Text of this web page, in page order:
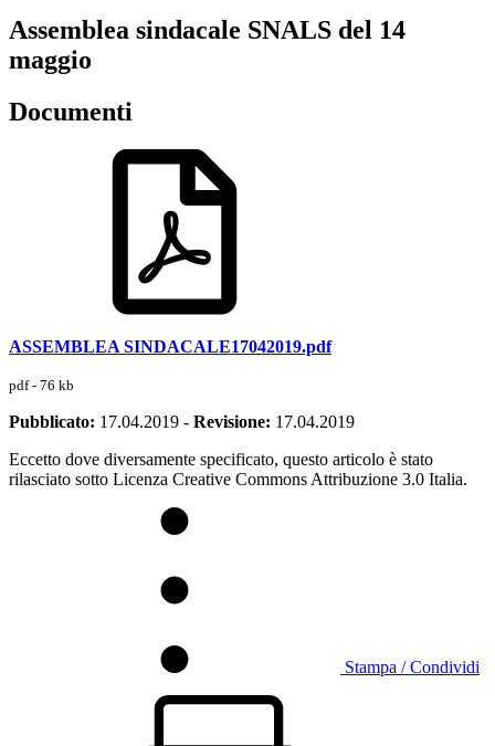
Assemblea sindacale SNALS del 14
maggio
Documenti
ASSEMBLEA SINDACALE17042019.pdf
pdf - 76 kb
Pubblicato: 17.04.2019 - Revisione: 17.04.2019
Eccetto dove diversamente specificato, questo articolo è stato
rilasciato sotto Licenza Creative Commons Attribuzione 3.0 Italia.
Stampa / Condividi